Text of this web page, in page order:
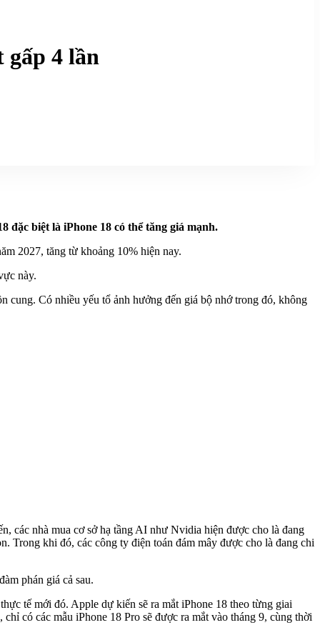
gấp 4 lần
đặc biệt là iPhone 18 có thể tăng giá mạnh.
2027, tăng từ khoảng 10% hiện nay.
này.
cung. Có nhiều yếu tổ ảnh hưởng đến giá bộ nhớ trong đó, không
các nhà mua cơ sở hạ tầng AI như Nvidia hiện được cho là đang
Trong khi đó, các công ty điện toán đám mây được cho là đang chi
phán giá cả sau.
tế mới đó. Apple dự kiến ​​sẽ ra mắt iPhone 18 theo từng giai
có các mẫu iPhone 18 Pro sẽ được ra mắt vào tháng 9, cùng thời